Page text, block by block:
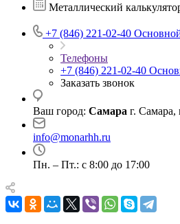
Металлический
+7 (846) 221-02-40
Телефоны
+7 (846) 221-02-40
Заказать звонок
Ваш город: Самара г. Самара,
info@monarhh.ru
Пн. – Пт.: с 8:00 до 17:00